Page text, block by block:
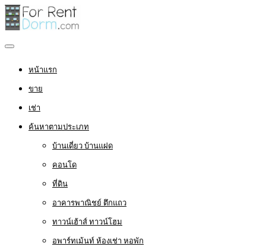
หน้าแรก
ขาย
เช่า
ค้นหาตามประเภท
บ้านเดี่ยว บ้านแฝด
คอนโด
ที่ดิน
อาคารพาณิชย์ ตึกแถว
ทาวน์เฮ้าส์ ทาวน์โฮม
อพาร์ทเม้นท์ ห้องเช่า หอพัก